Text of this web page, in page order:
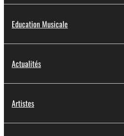
Education Musicale
Actualités
Artistes